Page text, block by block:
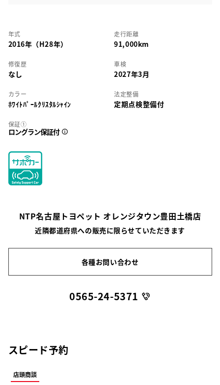
年式
2016年（H28年）
走行距離
91,000km
修復歴
なし
車検
2027年3月
カラー
ﾎﾜｲﾄﾊﾟｰﾙｸﾘｽﾀﾙｼｬｲﾝ
法定整備
定期点検整備付
保証①
ロングラン保証付
NTP名古屋トヨペット オレンジタウン豊田土橋店
近隣都道府県への販売に限らせていただきます
各種お問い合わせ
0565-24-5371
スピード予約
店頭商談